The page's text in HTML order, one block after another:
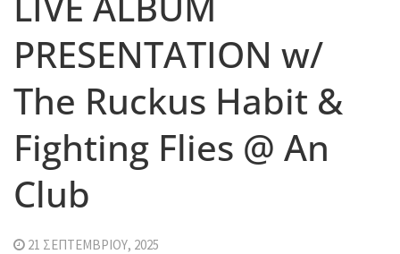
PRESENTATION w/
The Ruckus Habit &
Fighting Flies @ An
Club
21 ΣΕΠΤΕΜΒΡΊΟΥ, 2025